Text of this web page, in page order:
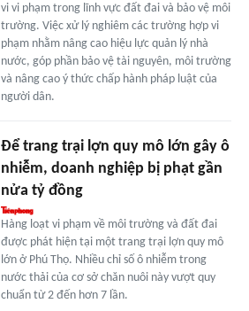
vi vi phạm trong lĩnh vực đất đai và bảo vệ môi
trường. Việc xử lý nghiêm các trường hợp vi
phạm nhằm nâng cao hiệu lực quản lý nhà
nước, góp phần bảo vệ tài nguyên, môi trường
và nâng cao ý thức chấp hành pháp luật của
người dân.
Để trang trại lợn quy mô lớn gây ô
nhiễm, doanh nghiệp bị phạt gần
nửa tỷ đồng
Hàng loạt vi phạm về môi trường và đất đai
được phát hiện tại một trang trại lợn quy mô
lớn ở Phú Thọ. Nhiều chỉ số ô nhiễm trong
nước thải của cơ sở chăn nuôi này vượt quy
chuẩn từ 2 đến hơn 7 lần.